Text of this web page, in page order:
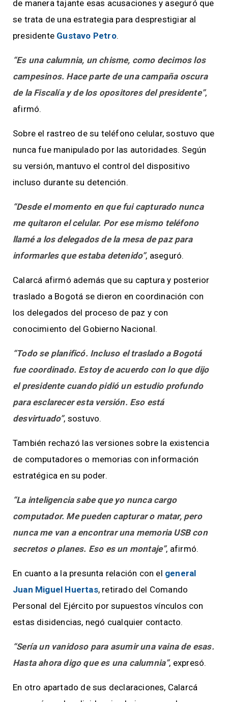
de manera tajante esas acusaciones y aseguró que
se trata de una estrategia para desprestigiar al
presidente Gustavo Petro.
“Es una calumnia, un chisme, como decimos los
campesinos. Hace parte de una campaña oscura
de la Fiscalía y de los opositores del presidente”,
afirmó.
Sobre el rastreo de su teléfono celular, sostuvo que
nunca fue manipulado por las autoridades. Según
su versión, mantuvo el control del dispositivo
incluso durante su detención.
“Desde el momento en que fui capturado nunca
me quitaron el celular. Por ese mismo teléfono
llamé a los delegados de la mesa de paz para
informarles que estaba detenido”, aseguró.
Calarcá afirmó además que su captura y posterior
traslado a Bogotá se dieron en coordinación con
los delegados del proceso de paz y con
conocimiento del Gobierno Nacional.
“Todo se planificó. Incluso el traslado a Bogotá
fue coordinado. Estoy de acuerdo con lo que dijo
el presidente cuando pidió un estudio profundo
para esclarecer esta versión. Eso está
desvirtuado”, sostuvo.
También rechazó las versiones sobre la existencia
de computadores o memorias con información
estratégica en su poder.
“La inteligencia sabe que yo nunca cargo
computador. Me pueden capturar o matar, pero
nunca me van a encontrar una memoria USB con
secretos o planes. Eso es un montaje”, afirmó.
En cuanto a la presunta relación con el general
Juan Miguel Huertas, retirado del Comando
Personal del Ejército por supuestos vínculos con
estas disidencias, negó cualquier contacto.
“Sería un vanidoso para asumir una vaina de esas.
Hasta ahora digo que es una calumnia”, expresó.
En otro apartado de sus declaraciones, Calarcá